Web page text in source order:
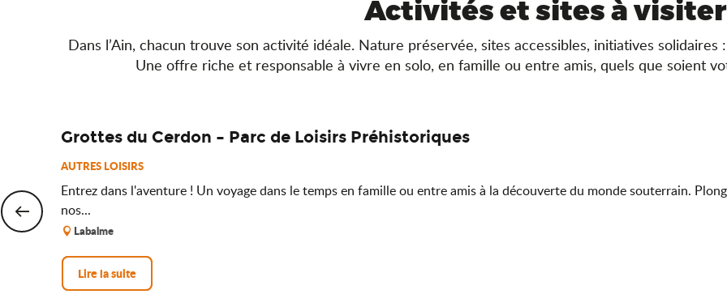
Activités et sites à visiter
Dans l’Ain, chacun trouve son activité idéale. Nature préservée, sites accessibles, initiatives
Une offre riche et responsable à vivre en solo, en famille ou entre amis, quels que soient
Grottes du Cerdon – Parc de Loisirs Préhistoriques
AUTRES LOISIRS
Entrez dans l'aventure ! Un voyage dans le temps en famille ou entre amis à la découverte du monde souterrain.
nos...
Labalme
Lire la suite